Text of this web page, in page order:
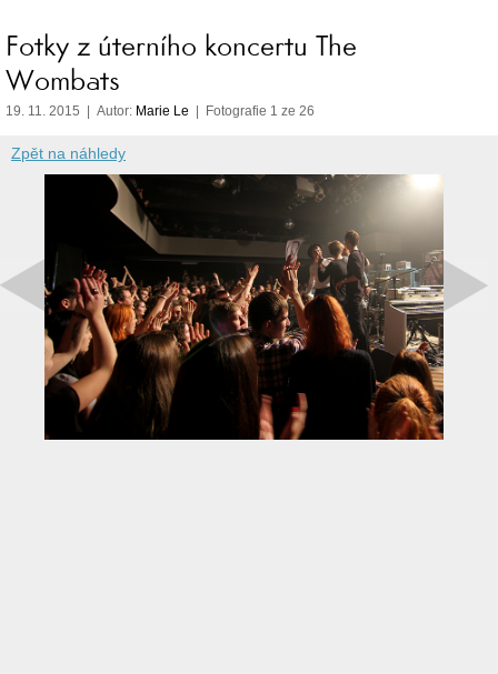
Fotky z úterního koncertu The
Wombats
19. 11. 2015 | Autor: Marie Le | Fotografie 1 ze 26
Zpět na náhledy